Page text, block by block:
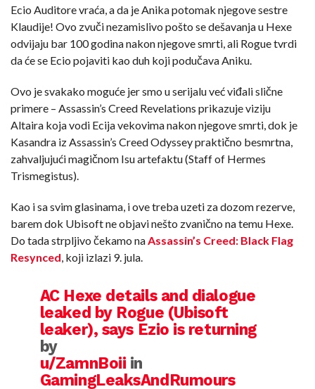
Ecio Auditore vraća, a da je Anika potomak njegove sestre
Klaudije! Ovo zvuči nezamislivo pošto se dešavanja u Hexe
odvijaju bar 100 godina nakon njegove smrti, ali Rogue tvrdi
da će se Ecio pojaviti kao duh koji podučava Aniku.
Ovo je svakako moguće jer smo u serijalu već viđali slične
primere – Assassin’s Creed Revelations prikazuje viziju
Altaira koja vodi Ecija vekovima nakon njegove smrti, dok je
Kasandra iz Assassin’s Creed Odyssey praktično besmrtna,
zahvaljujući magičnom Isu artefaktu (Staff of Hermes
Trismegistus).
Kao i sa svim glasinama, i ove treba uzeti za dozom rezerve,
barem dok Ubisoft ne objavi nešto zvanično na temu Hexe.
Do tada strpljivo čekamo na Assassin’s Creed: Black Flag
Resynced , koji izlazi 9. jula.
AC Hexe details and dialogue
leaked by Rogue (Ubisoft
leaker), says Ezio is returning
by
u/ZamnBoii in
GamingLeaksAndRumours